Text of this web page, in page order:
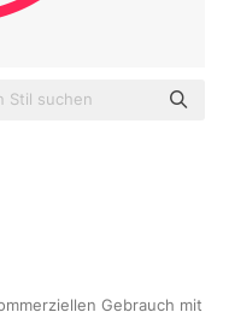
Gebrauch mit